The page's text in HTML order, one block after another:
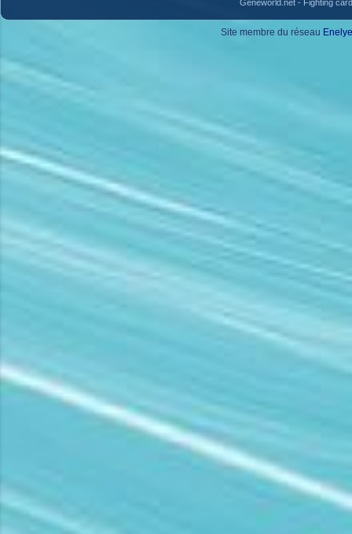
Geneworld.net- Fighting
Site membre du réseau Enelye